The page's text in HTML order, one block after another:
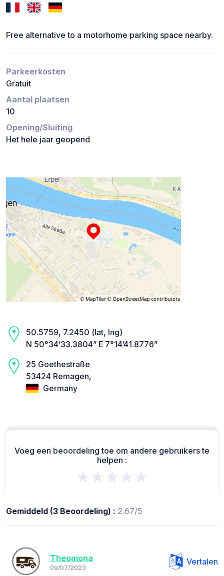
Free alternative to a motorhome parking space nearby.
Parkeerkosten
Gratuit
Aantal plaatsen
10
Opening/Sluiting
Het hele jaar geopend
50.5759, 7.2450 (lat, lng)
N 50°34’33.3804” E 7°14’41.8776”
25 Goethestraße
53424 Remagen,
Germany
Voeg een beoordeling toe om andere gebruikers te
helpen :
★★★★★
Gemiddeld (3 Beoordeling) : 2.67/5
Theomona
09/07/2023
Vertalen